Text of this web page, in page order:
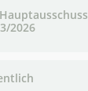
2026